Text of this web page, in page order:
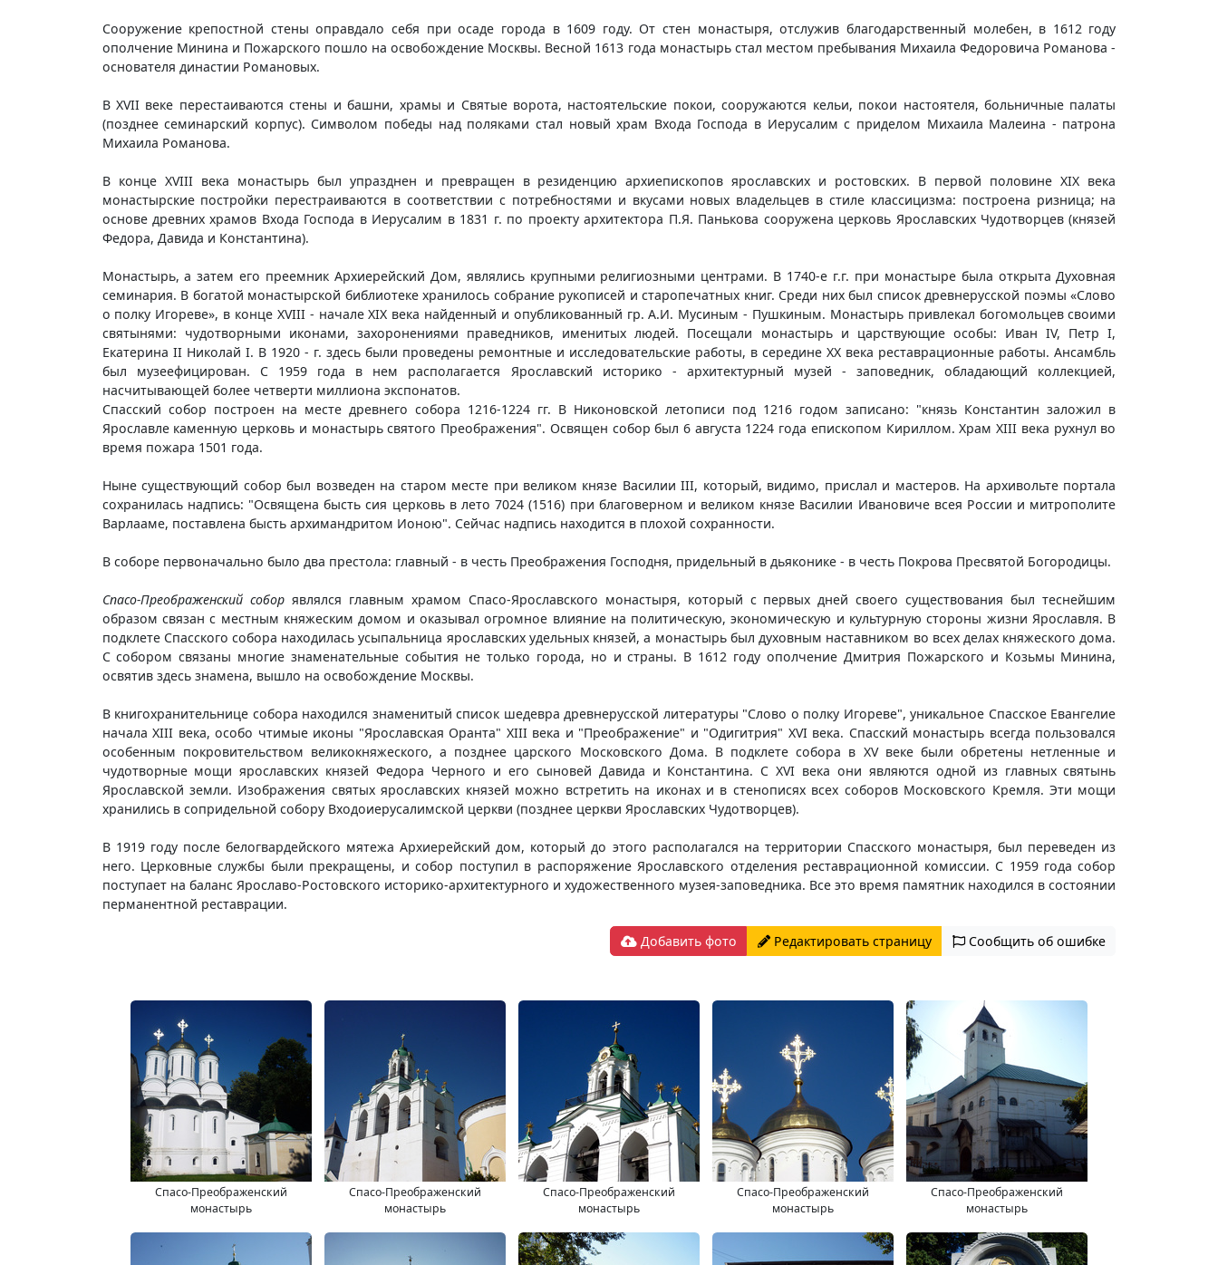
Сооружение крепостной стены оправдало себя при осаде города в 1609 году. От стен монастыря, отслужив благодарственный молебен, в 1612 году
ополчение Минина и Пожарского пошло на освобождение Москвы. Весной 1613 года монастырь стал местом пребывания Михаила Федоровича Романова -
основателя династии Романовых.
В XVII веке перестаиваются стены и башни, храмы и Святые ворота, настоятельские покои, сооружаются кельи, покои настоятеля, больничные палаты
(позднее семинарский корпус). Символом победы над поляками стал новый храм Входа Господа в Иерусалим с приделом Михаила Малеина - патрона
Михаила Романова.
В конце XVIII века монастырь был упразднен и превращен в резиденцию архиепископов ярославских и ростовских. В первой половине XIX века
монастырские постройки перестраиваются в соответствии с потребностями и вкусами новых владельцев в стиле классицизма: построена ризница; на
основе древних храмов Входа Господа в Иерусалим в 1831 г. по проекту архитектора П.Я. Панькова сооружена церковь Ярославских Чудотворцев (князей
Федора, Давида и Константина).
Монастырь, а затем его преемник Архиерейский Дом, являлись крупными религиозными центрами. В 1740-е г.г. при монастыре была открыта Духовная
семинария. В богатой монастырской библиотеке хранилось собрание рукописей и старопечатных книг. Среди них был список древнерусской поэмы «Слово
о полку Игореве», в конце XVIII - начале XIX века найденный и опубликованный гр. А.И. Мусиным - Пушкиным. Монастырь привлекал богомольцев своими
святынями: чудотворными иконами, захоронениями праведников, именитых людей. Посещали монастырь и царствующие особы: Иван IV, Петр I,
Екатерина II Николай I. В 1920 - г. здесь были проведены ремонтные и исследовательские работы, в середине XX века реставрационные работы. Ансамбль
был музеефицирован. С 1959 года в нем располагается Ярославский историко - архитектурный музей - заповедник, обладающий коллекцией,
насчитывающей более четверти миллиона экспонатов.
Спасский собор построен на месте древнего собора 1216-1224 гг. В Никоновской летописи под 1216 годом записано: "князь Константин заложил в
Ярославле каменную церковь и монастырь святого Преображения". Освящен собор был 6 августа 1224 года епископом Кириллом. Храм XIII века рухнул во
время пожара 1501 года.
Ныне существующий собор был возведен на старом месте при великом князе Василии III, который, видимо, прислал и мастеров. На архивольте портала
сохранилась надпись: "Освящена бысть сия церковь в лето 7024 (1516) при благоверном и великом князе Василии Ивановиче всея России и митрополите
Варлааме, поставлена бысть архимандритом Ионою". Сейчас надпись находится в плохой сохранности.
В соборе первоначально было два престола: главный - в честь Преображения Господня, придельный в дьяконике - в честь Покрова Пресвятой Богородицы.
Спасо-Преображенский соборявлялся главным храмом Спасо-Ярославского монастыря, который с первых дней своего существования был теснейшим
образом связан с местным княжеским домом и оказывал огромное влияние на политическую, экономическую и культурную стороны жизни Ярославля. В
подклете Спасского собора находилась усыпальница ярославских удельных князей, а монастырь был духовным наставником во всех делах княжеского дома.
С собором связаны многие знаменательные события не только города, но и страны. В 1612 году ополчение Дмитрия Пожарского и Козьмы Минина,
освятив здесь знамена, вышло на освобождение Москвы.
В книгохранительнице собора находился знаменитый список шедевра древнерусской литературы "Слово о полку Игореве", уникальное Спасское Евангелие
начала XIII века, особо чтимые иконы "Ярославская Оранта" XIII века и "Преображение" и "Одигитрия" XVI века. Спасский монастырь всегда пользовался
особенным покровительством великокняжеского, а позднее царского Московского Дома. В подклете собора в XV веке были обретены нетленные и
чудотворные мощи ярославских князей Федора Черного и его сыновей Давида и Константина. С XVI века они являются одной из главных святынь
Ярославской земли. Изображения святых ярославских князей можно встретить на иконах и в стенописях всех соборов Московского Кремля. Эти мощи
хранились в сопридельной собору Входоиерусалимской церкви (позднее церкви Ярославских Чудотворцев).
В 1919 году после белогвардейского мятежа Архиерейский дом, который до этого располагался на территории Спасского монастыря, был переведен из
него. Церковные службы были прекращены, и собор поступил в распоряжение Ярославского отделения реставрационной комиссии. С 1959 года собор
поступает на баланс Ярославо-Ростовского историко-архитектурного и художественного музея-заповедника. Все это время памятник находился в состоянии
перманентной реставрации.
Добавить фото Редактировать страницу Сообщить об ошибке
Спасо-Преображенский
монастырь
Спасо-Преображенский
монастырь
Спасо-Преображенский
монастырь
Спасо-Преображенский
монастырь
Спасо-Преображенский
монастырь